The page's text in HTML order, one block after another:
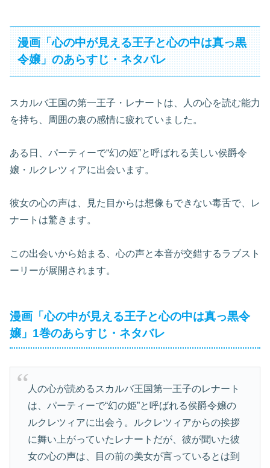
漫画「心の中が見える王子と心の中は真っ黒
令嬢」のあらすじ・ネタバレ
スカルバ王国の第一王子・レナートは、人の心を読む能力
を持ち、周囲の裏の感情に疲れていました。
ある日、パーティーで“幻の姫”と呼ばれる美しい侯爵令
嬢・ルクレツィアに出会います。
彼女の心の声は、見た目からは想像もできない毒舌で、レ
ナートは驚きます。
この出会いから始まる、心の声と本音が交錯するラブスト
ーリーが展開されます。
漫画「心の中が見える王子と心の中は真っ黒令
嬢」1巻のあらすじ・ネタバレ
人の心が読めるスカルバ王国第一王子のレナート
は、パーティーで“幻の姫”と呼ばれる侯爵令嬢の
ルクレツィアに出会う。ルクレツィアからの挨拶
に舞い上がっていたレナートだが、彼が聞いた彼
女の心の声は、目の前の美女が言っているとは到